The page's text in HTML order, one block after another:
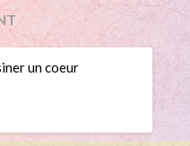
un coeur